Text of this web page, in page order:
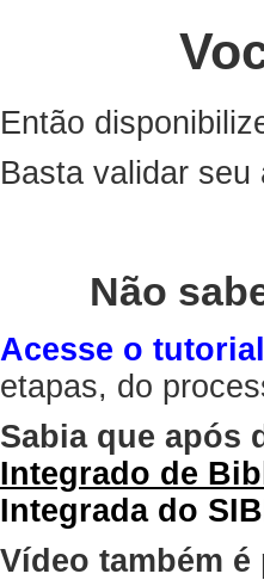
Então
Basta validar
Não
Acesse o tutorial
etapas, do
Sabia que após
Integrado de
Integrada do
Vídeo também